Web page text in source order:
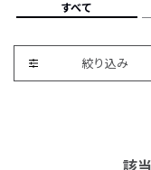
すべて
絞り込み